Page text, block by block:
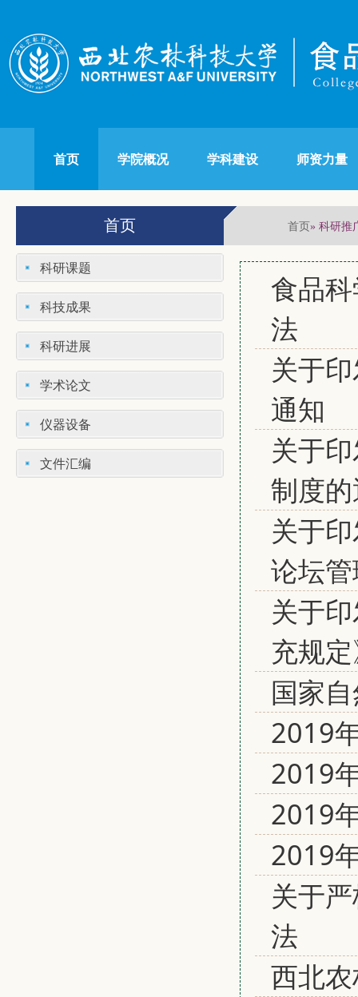
首页 学院概况 学科建设 师资力量
首页 首页» 科研推
科研课题
科技成果
科研进展
学术论文
仪器设备
文件汇编
食品
法
关于
通知
关于
制度
关于
论坛
关于
充规
国家
2019
2019
2019
2019
关于
法
西北